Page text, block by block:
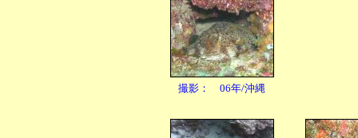
撮影： 06年/沖縄